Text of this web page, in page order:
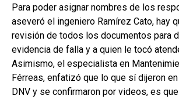
Para poder asignar nombres de los
aseveró el ingeniero Ramírez Cato, hay
revisión de todos los documentos para
evidencia de falla y a quien le tocó
Asimismo, el especialista en
Férreas, enfatizó que lo que sí dijeron
DNV y se confirmaron por videos, es